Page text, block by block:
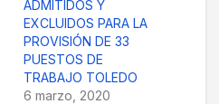
ADMITIDOS Y
EXCLUIDOS PARA LA
PROVISIÓN DE 33
PUESTOS DE
TRABAJO TOLEDO
6 marzo, 2020